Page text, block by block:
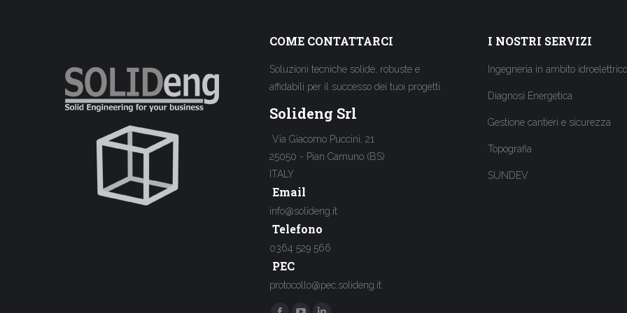
COME CONTATTARCI
Soluzioni tecniche solide, robuste e
affidabili per il successo dei tuoi progetti.
Solideng Srl
Via Giacomo Puccini, 21
25050 - Pian Camuno (BS)
ITALY
Email
info@solideng.it
Telefono
0364 529 566
PEC
protocollo@pec.solideng.it
Find us on:
I NOSTRI SERVIZI
Ingegneria in ambito idroelettrico
Diagnosi Energetica
Gestione cantieri e sicurezza
Topografia
SUNDEV